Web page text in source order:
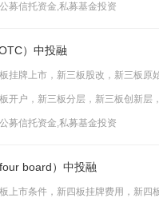
募信托资金,私募基金投资
）中投融
挂牌上市，新三板股改，新三板
开户，新三板分层，新三板创新层
募信托资金,私募基金投资
board）中投融
上市条件，新四板挂牌费用，新